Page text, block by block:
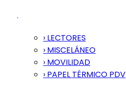
› LECTORES
› MISCELÁNEO
› MOVILIDAD
› PAPEL TÉRMICO PDV